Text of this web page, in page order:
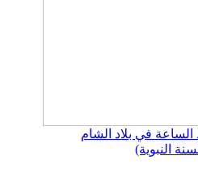
الساعة في بلاد الشام
النبوية)